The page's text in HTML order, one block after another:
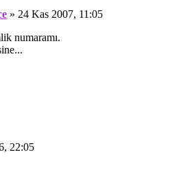
» 24 Kas 2007, 11:05
numaramı.
22:05